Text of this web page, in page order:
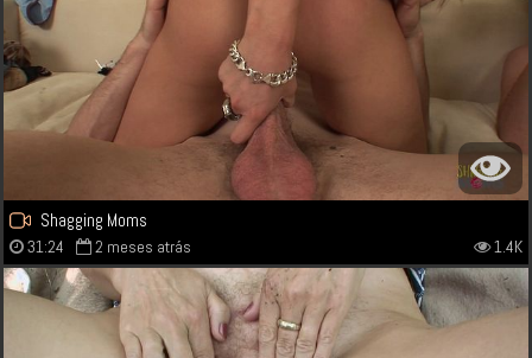
Shagging Moms
31:24 2 meses atrás 1.4K